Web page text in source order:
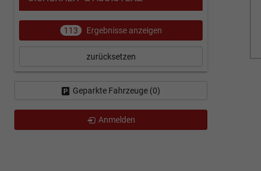
113 Ergebnisse anzeigen
zurücksetzen
Geparkte Fahrzeuge (0)
Anmelden